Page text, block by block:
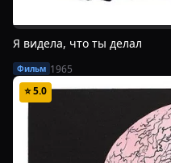
Я видела, что ты делал
Фильм 1965
⭐5.0